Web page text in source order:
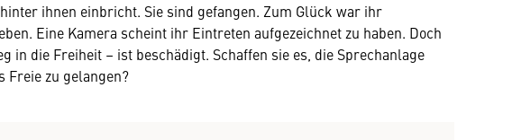
ihnen einbricht. Sie sind gefangen. Zum Glück war ihr
Eine Kamera scheint ihr Eintreten aufgezeichnet zu haben. Doch
in die Freiheit – ist beschädigt. Schaffen sie es, die Sprechanlage
Freie zu gelangen?